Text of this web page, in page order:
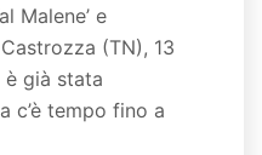
Malene’ e
(TN), 13
è già stata
c’è tempo fino a